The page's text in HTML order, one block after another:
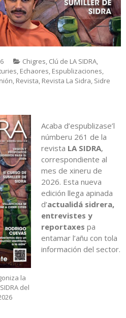
Chigres, Clú de LA SIDRA,
, Echaores, Espublizaciones,
, Revista, Revista La Sidra, Sidre
la
del
Acaba d’espublizase’l
númberu 261 de la
revista LA SIDRA,
correspondiente al
mes de xineru de
2026. Esta nueva
edición llega apinada
d’actualidá sidrera,
entrevistes y
reportaxes pa
entamar l’añu con tola
información del sector.